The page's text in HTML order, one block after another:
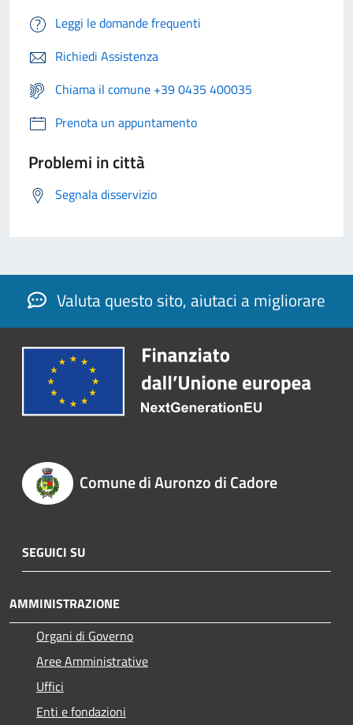
Leggi le domande frequenti
Richiedi Assistenza
Chiama il comune +39 0435 400035
Prenota un appuntamento
Problemi in città
Segnala disservizio
Valuta questo sito, aiutaci a migliorare
Comune di Auronzo di Cadore
SEGUICI SU
AMMINISTRAZIONE
Organi di Governo
Aree Amministrative
Uffici
Enti e fondazioni